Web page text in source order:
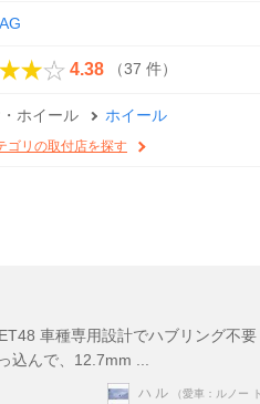
4.38 （37 件）
ホイール ホイール
ゴリの取付店を探す
車種専用設計でハブリング不要
込んで、12.7mm ...
ハ ル （愛車：ルノー